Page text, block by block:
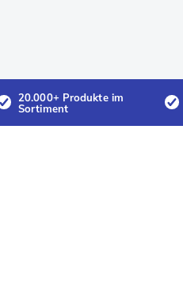
20.000+ Produkte im
Sortiment